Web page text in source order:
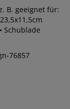
B. geeignet für:
Schublade
76857